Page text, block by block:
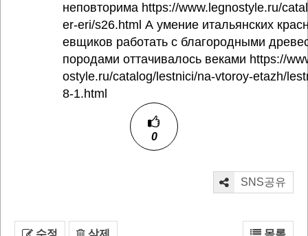
неповторима https://www.legnostyle.ru/
er-eri/s26.html А умение итальянских
евщиков работать с благородными
породами оттачивалось веками https://
ostyle.ru/catalog/lestnici/na-vtoroy-etazh/
8-1.html
0
SNS공유